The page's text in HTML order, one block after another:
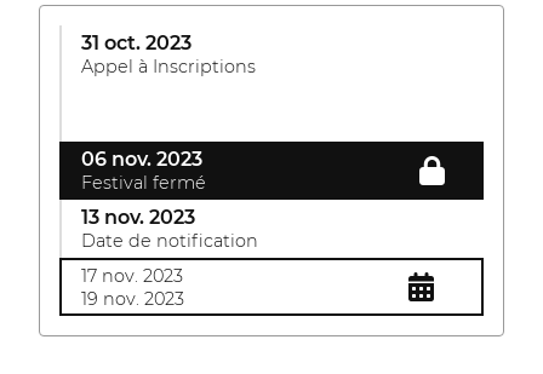
31 oct. 2023
Appel à Inscriptions
06 nov. 2023
Festival fermé
13 nov. 2023
Date de notification
17 nov. 2023
19 nov. 2023